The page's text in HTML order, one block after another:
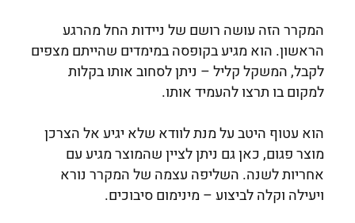
המקרר הזה עושה רושם של ניידות החל מהרגע
הראשון. הוא מגיע בקופסה במימדים שהייתם מצפים
לקבל, המשקל קליל – ניתן לסחוב אותו בקלות
למקום בו תרצו להעמיד אותו.
הוא עטוף היטב על מנת לוודא שלא יגיע אל הצרכן
מוצר פגום, כאן גם ניתן לציין שהמוצר מגיע עם
אחריות לשנה. השליפה עצמה של המקרר נורא
ויעילה וקלה לביצוע – מינימום סיבוכים.